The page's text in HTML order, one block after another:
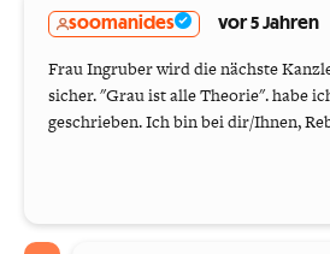
soomanides vor 5 Jahren
Frau Ingruber wird die nächste
sicher. "Grau ist alle Theorie". habe
geschrieben. Ich bin bei dir/Ihnen,